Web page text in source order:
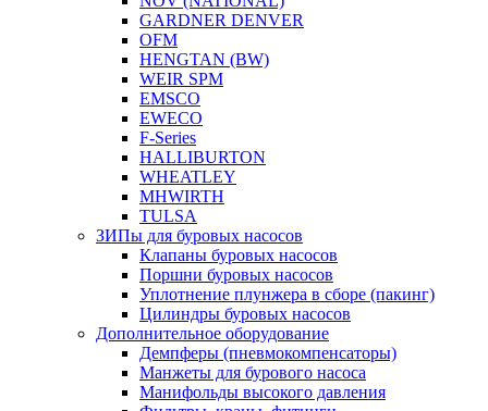
GARDNER DENVER
OFM
HENGTAN (BW)
WEIR SPM
EMSCO
EWECO
F-Series
HALLIBURTON
WHEATLEY
MHWIRTH
TULSA
ЗИПы для буровых насосов
Клапаны буровых насосов
Поршни буровых насосов
Уплотнение плунжера в сборе (пакинг)
Цилиндры буровых насосов
Дополнительное оборудование
Демпферы (пневмокомпенсаторы)
Манжеты для бурового насоса
Манифольды высокого давления